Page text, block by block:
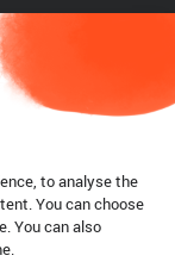
to analyse the
You can choose
You can also